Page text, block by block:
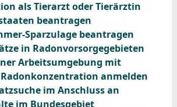
als Tierarzt oder Tierärztin
beantragen
Sparzulage beantragen
in Radonvorsorgegebieten
Arbeitsumgebung mit
anmelden
im Anschluss an
im Bundesgebiet